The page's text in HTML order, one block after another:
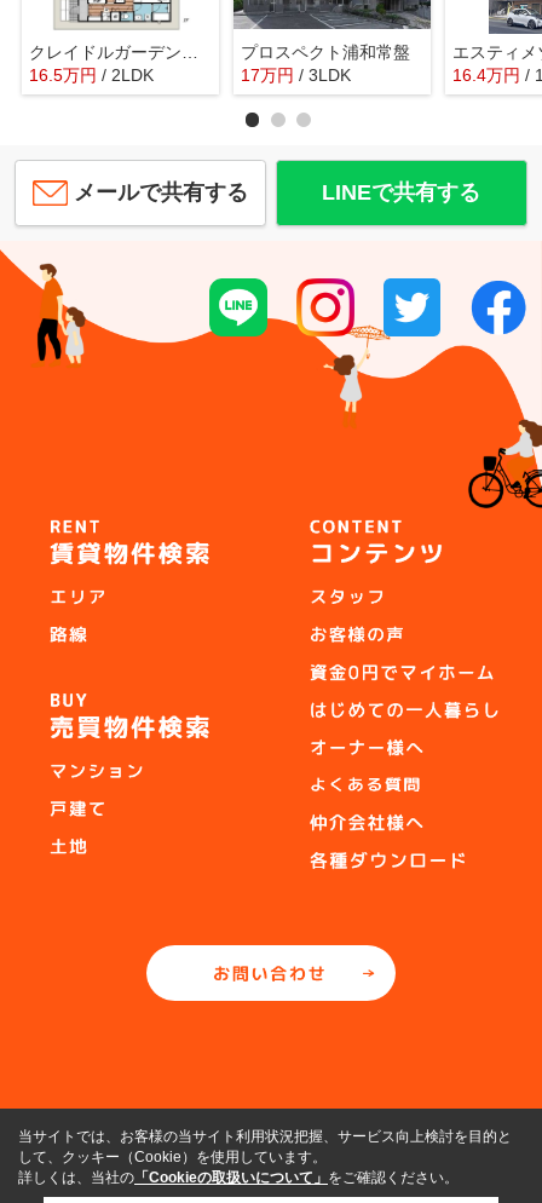
16.5万円 / 2LDK
プロスペクト浦和常盤
17万円 / 3LDK
エスティメ
16.4万円 /
メールで共有する LINEで共有する
当サイトでは、お客様の当サイト利用状況把握、サービス向上検討を目的と
して、クッキー（Cookie）を使用しています。
詳しくは、当社の 「Cookieの取扱いについて」 をご確認ください。